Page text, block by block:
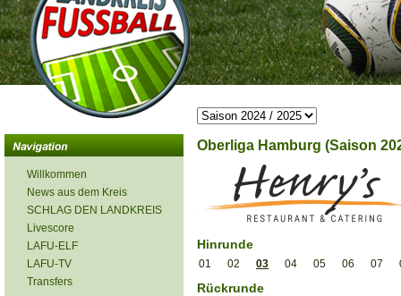
Willkommen
News aus dem Kreis
SCHLAG DEN LANDKREIS
Livescore
LAFU-ELF
LAFU-TV
Transfers
Oberliga Hamburg (Saison
Hinrunde
01 02 03 04 05 06 07
Rückrunde